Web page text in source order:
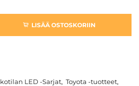
LISÄÄ OSTOSKORIIN
LED -Sarjat, Toyota -tuotteet,